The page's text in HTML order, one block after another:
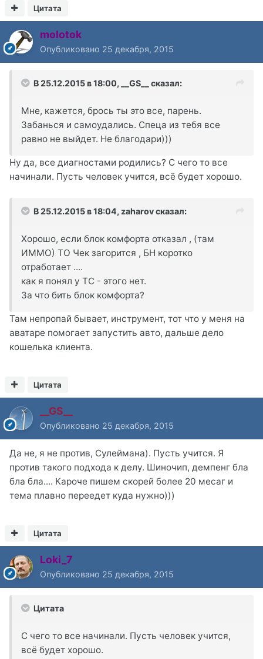
Цитата
molotok
Опубликовано 25 декабря, 2015
В 25.12.2015 в 18:00, __GS__ сказал:
Мне, кажется, брось ты это все, парень.
Забанься и самоудались. Спеца из тебя все
равно не выйдет. Не благодари)))
Ну да, все диагностами родились? С чего то все
начинали. Пусть человек учится, всё будет хорошо.
В 25.12.2015 в 18:04, zaharov сказал:
Хорошо, если блок комфорта отказал , (там
ИММО) ТО Чек загорится , БН коротко
отработает ....
как я понял у ТС - этого нет.
За что бить блок комфорта?
Там непропай бывает, инструмент, тот что у меня на
аватаре помогает запустить авто, дальше дело
кошелька клиента.
Цитата
__GS__
Опубликовано 25 декабря, 2015
Да не, я не против, Сулеймана). Пусть учится. Я
против такого подхода к делу. Шиночип, демпенг бла
бла бла.... Кароче пишем скорей более 20 месаг и
тема плавно переедет куда нужно)))
Цитата
Loki_7
Опубликовано 25 декабря, 2015
Цитата
С чего то все начинали. Пусть человек учится,
всё будет хорошо.